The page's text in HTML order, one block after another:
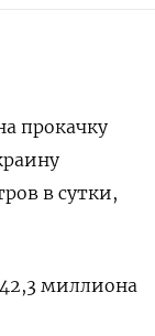
прокачку
в сутки,
миллиона